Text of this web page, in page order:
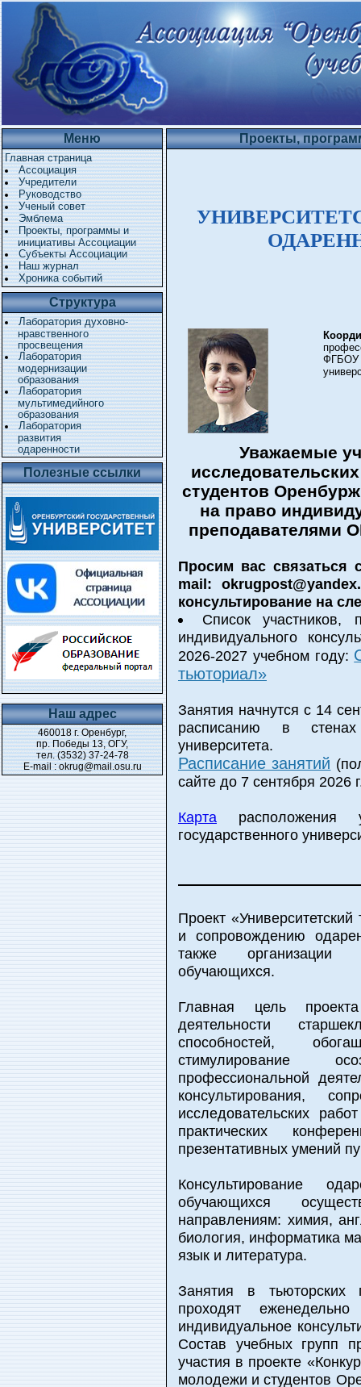
Меню
Главная страница
Ассоциация
Учредители
Руководство
Ученый совет
Эмблема
Проекты, программы и
инициативы Ассоциации
Субъекты Ассоциации
Наш журнал
Хроника событий
Структура
Лаборатория духовно-
нравственного
просвещения
Лаборатория
модернизации
образования
Лаборатория
мультимедийного
образования
Лаборатория
развития
одаренности
Полезные ссылки
Наш адрес
460018 г. Оренбург,
пр. Победы 13, ОГУ,
тел. (3532) 37-24-78
E-mail : okrug@mail.osu.ru
Проекты,
Уважаемые
студентов
на право
преподавателями
Просим вас связаться
mail:
консультирование на
Список участников,
индивидуального
2026-2027 учебном году:
тьюториал»
Занятия начнутся с 14
расписанию в стенах
университета.
Расписание занятий
сайте до 7 сентября 2026
Карта расположения
государственного
Проект
и сопровождению
также организации
обучающихся.
Главная цель
деятельности
способностей,
стимулирование
профессиональной
консультирования,
исследовательских
практических
презентативных умений
Консультирование
обучающихся
направлениям: химия,
биология, информатика
язык и литература.
Занятия в тьюторских
проходят
индивидуальное
Состав учебных групп
участия в проекте
молодежи и студентов